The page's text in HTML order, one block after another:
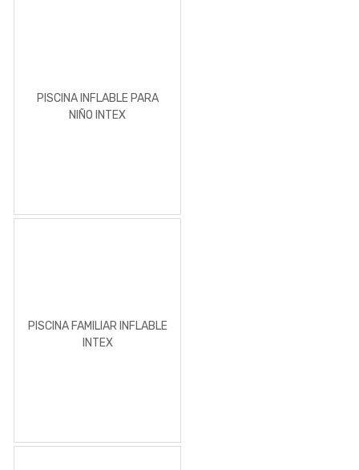
PISCINA INFLABLE PARA
NIÑO INTEX
PISCINA FAMILIAR INFLABLE
INTEX